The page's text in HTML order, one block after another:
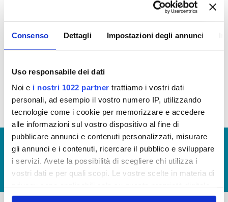
Consenso Dettagli Impostazioni degli annunci
Uso responsabile dei dati
Noi e i nostri 1022 partner trattiamo i vostri dati
personali, ad esempio il vostro numero IP, utilizzando
tecnologie come i cookie per memorizzare e accedere
alle informazioni sul vostro dispositivo al fine di
pubblicare annunci e contenuti personalizzati, misurare
gli annunci e i contenuti, ricercare il pubblico e sviluppare
i servizi. Avete la possibilità di scegliere chi utilizza i
vostri dati e per quali scopi. Le vostre scelte in materia di
in cui avete effettuato le vostre scelte. È possibile
RegolamentoeAllegato 1per la Trasparenza e la
Prevenzione della Corruzione in vigore dal
08/10/2021 (Visualizza Documentazione)
Prevenzione della Corruzione (Visualizza
© Copyright 2017 - 2026
GLOSSARIO
GIUDICA IL SERVIZIO
LAVORA CON NOI